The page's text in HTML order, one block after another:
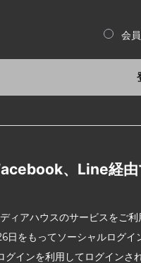
会
、Line経
ィアハウスのサービスをご
日をもってソーシャルログイ
グインを利用してログインさ